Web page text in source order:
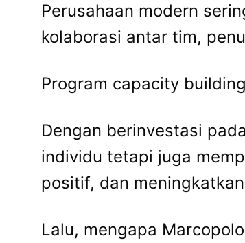
Perusahaan modern
kolaborasi antar tim,
Program capacity
Dengan berinvestasi
individu tetapi juga
positif, dan
Lalu, mengapa